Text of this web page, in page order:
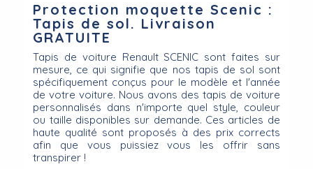
Protection moquette Scenic :
Tapis de sol. Livraison
GRATUITE
Tapis de voiture Renault SCENIC sont faites sur
mesure, ce qui signifie que nos tapis de sol sont
spécifiquement conçus pour le modèle et l'année
de votre voiture. Nous avons des tapis de voiture
personnalisés dans n'importe quel style, couleur
ou taille disponibles sur demande. Ces articles de
haute qualité sont proposés à des prix corrects
afin que vous puissiez vous les offrir sans
transpirer !